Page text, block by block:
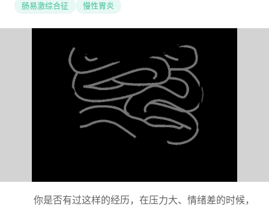
肠易激综合征
慢性胃炎
你是否有过这样的经历，在压力大、情绪差的时候，